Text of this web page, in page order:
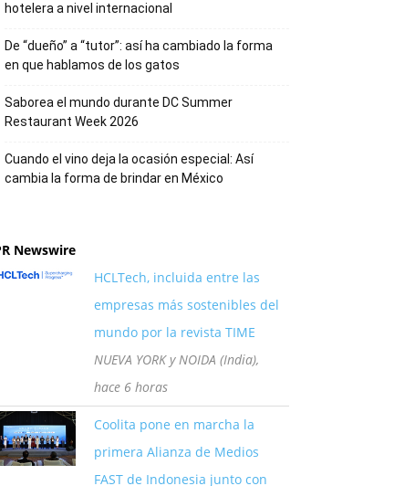
hotelera a nivel internacional
De “dueño” a “tutor”: así ha cambiado la forma
en que hablamos de los gatos
Saborea el mundo durante DC Summer
Restaurant Week 2026
Cuando el vino deja la ocasión especial: Así
cambia la forma de brindar en México
Newswire
HCLTech, incluida entre las
empresas más sostenibles del
mundo por la revista TIME
NUEVA YORK y NOIDA (India),
hace 6 horas
Coolita pone en marcha la
primera Alianza de Medios
FAST de Indonesia junto con